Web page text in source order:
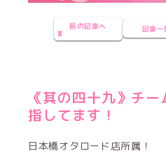
前の記事へ 記事一
《其の四十九》チ
指してます！
日本橋オタロード店所属！